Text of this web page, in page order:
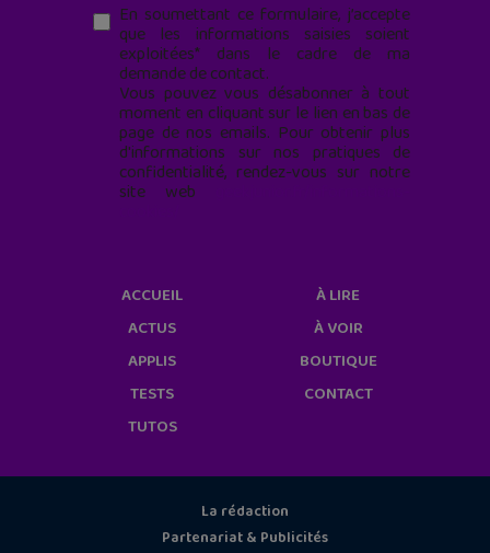
En soumettant ce formulaire, j’accepte
que les informations saisies soient
exploitées* dans le cadre de ma
demande de contact.
Vous pouvez vous désabonner à tout
moment en cliquant sur le lien en bas de
page de nos emails. Pour obtenir plus
d'informations sur nos pratiques de
confidentialité, rendez-vous sur notre
site web
ACCUEIL
ACTUS
APPLIS
TESTS
TUTOS
À LIRE
À VOIR
BOUTIQUE
CONTACT
La rédaction
Partenariat & Publicités